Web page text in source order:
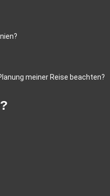
meiner Reise beachten?